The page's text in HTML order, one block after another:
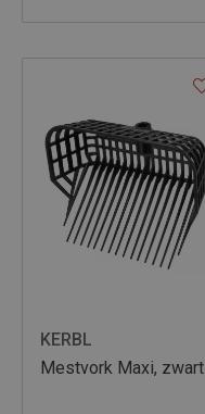
KERBL
Mestvork Maxi, zwart